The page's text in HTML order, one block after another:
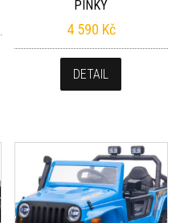
PINKY
4 590 Kč
DETAIL